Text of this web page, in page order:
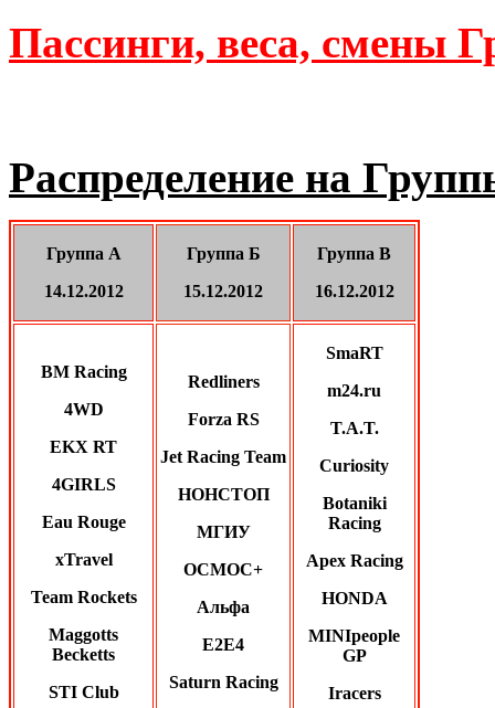
Пассинги, веса, смены
Распределение на
Группа А
14.12.2012
Группа Б
15.12.2012
Группа В
16.12.2012
BM Racing
4WD
EKX RT
4GIRLS
Eau Rouge
xTravel
Team Rockets
Maggotts
Becketts
STI Club
Redliners
Forza RS
Jet Racing Team
НОНСТОП
МГИУ
ОСМОС+
Альфа
Е2Е4
Saturn Racing
SmaRT
m24.ru
T.A.T.
Curiosity
Botaniki
Racing
Apex Racing
HONDA
MINIpeople
GP
Iracers